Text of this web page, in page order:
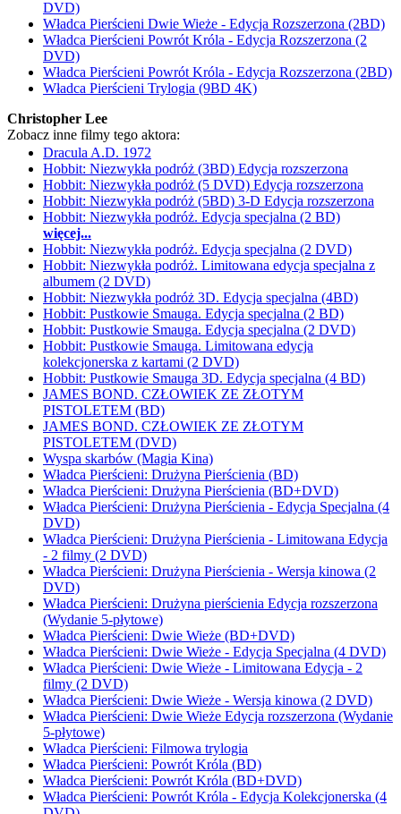
DVD)
Władca Pierścieni Dwie Wieże - Edycja Rozszerzona (2BD)
Władca Pierścieni Powrót Króla - Edycja Rozszerzona (2
DVD)
Władca Pierścieni Powrót Króla - Edycja Rozszerzona (2BD)
Władca Pierścieni Trylogia (9BD 4K)
Christopher Lee
Zobacz inne filmy tego aktora:
Dracula A.D. 1972
Hobbit: Niezwykła podróż (3BD) Edycja rozszerzona
Hobbit: Niezwykła podróż (5 DVD) Edycja rozszerzona
Hobbit: Niezwykła podróż (5BD) 3-D Edycja rozszerzona
Hobbit: Niezwykła podróż. Edycja specjalna (2 BD)
więcej...
Hobbit: Niezwykła podróż. Edycja specjalna (2 DVD)
Hobbit: Niezwykła podróż. Limitowana edycja specjalna z
albumem (2 DVD)
Hobbit: Niezwykła podróż 3D. Edycja specjalna (4BD)
Hobbit: Pustkowie Smauga. Edycja specjalna (2 BD)
Hobbit: Pustkowie Smauga. Edycja specjalna (2 DVD)
Hobbit: Pustkowie Smauga. Limitowana edycja
kolekcjonerska z kartami (2 DVD)
Hobbit: Pustkowie Smauga 3D. Edycja specjalna (4 BD)
JAMES BOND. CZŁOWIEK ZE ZŁOTYM
PISTOLETEM (BD)
JAMES BOND. CZŁOWIEK ZE ZŁOTYM
PISTOLETEM (DVD)
Wyspa skarbów (Magia Kina)
Władca Pierścieni: Drużyna Pierścienia (BD)
Władca Pierścieni: Drużyna Pierścienia (BD+DVD)
Władca Pierścieni: Drużyna Pierścienia - Edycja Specjalna (4
DVD)
Władca Pierścieni: Drużyna Pierścienia - Limitowana Edycja
- 2 filmy (2 DVD)
Władca Pierścieni: Drużyna Pierścienia - Wersja kinowa (2
DVD)
Władca Pierścieni: Drużyna pierścienia Edycja rozszerzona
(Wydanie 5-płytowe)
Władca Pierścieni: Dwie Wieże (BD+DVD)
Władca Pierścieni: Dwie Wieże - Edycja Specjalna (4 DVD)
Władca Pierścieni: Dwie Wieże - Limitowana Edycja - 2
filmy (2 DVD)
Władca Pierścieni: Dwie Wieże - Wersja kinowa (2 DVD)
Władca Pierścieni: Dwie Wieże Edycja rozszerzona (Wydanie
5-płytowe)
Władca Pierścieni: Filmowa trylogia
Władca Pierścieni: Powrót Króla (BD)
Władca Pierścieni: Powrót Króla (BD+DVD)
Władca Pierścieni: Powrót Króla - Edycja Kolekcjonerska (4